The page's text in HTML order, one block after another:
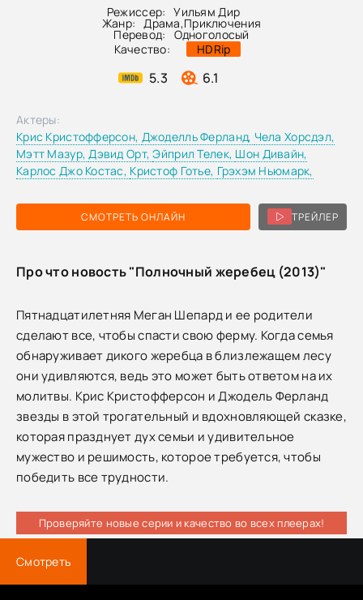
Режиссер: Уильям Дир
Жанр: Драма,Приключения
Перевод:
Одноголосый
Качество:
HDRip
5.3 6.1
СМОТРЕТЬ ОНЛАЙН ТРЕЙЛЕР
Актеры:
Крис Кристофферсон, Джоделль Ферланд, Чела Хорсдэл,
Мэтт Мазур,Дэвид Орт,Эйприл Телек, Шон Дивайн,
Карлос Джо Костас, Кристоф Готье, Грэхэм Ньюмарк,
Про что новость "Полночный жеребец (2013)"
Пятнадцатилетняя Меган Шепард и ее родители
сделают все, чтобы спасти свою ферму. Когда семья
обнаруживает дикого жеребца в близлежащем лесу
они удивляются, ведь это может быть ответом на их
молитвы. Крис Кристофферсон и Джодель Ферланд
звезды в этой трогательный и вдохновляющей сказке,
которая празднует дух семьи и удивительное
мужество и решимость, которое требуется, чтобы
победить все трудности.
Проверяйте новые серии и качество во всех плеерах!
Смотреть